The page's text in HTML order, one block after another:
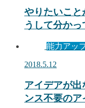
やりたいこ
うして分か
能力アッ
2018.5.12
アイデアが
ンス不要の